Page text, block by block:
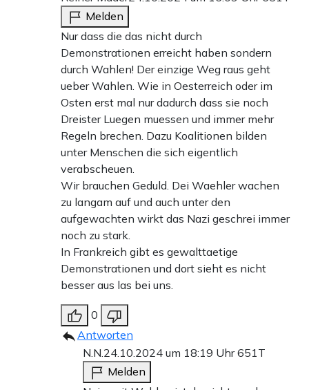
Melden
Nur dass die das nicht durch
Demonstrationen erreicht haben sondern
durch Wahlen! Der einzige Weg raus geht
ueber Wahlen. Wie in Oesterreich oder im
Osten erst mal nur dadurch dass sie noch
Dreister Luegen muessen und immer mehr
Regeln brechen. Dazu Koalitionen bilden
unter Menschen die sich eigentlich
verabscheuen.
Wir brauchen Geduld. Dei Waehler wachen
zu langam auf und auch unter den
aufgewachten wirkt das Nazi geschrei immer
noch zu stark.
In Frankreich gibt es gewalttaetige
Demonstrationen und dort sieht es nicht
besser aus las bei uns.
0
Antworten
N.N. 24.10.2024 um 18:19 Uhr651T
Melden